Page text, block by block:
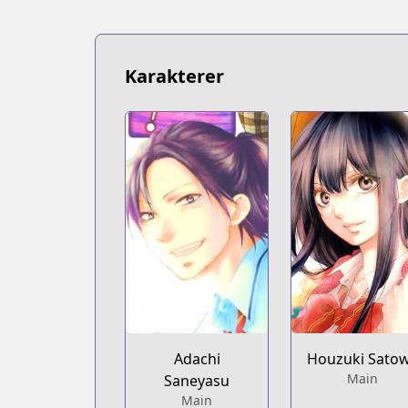
https://shonenjumpplus.com/episode/
Official Site
https://www.akata.fr/publications/
Official Site
Official Site
http://jumpsq.shueisha.co.jp/rensai/
Karakterer
Adachi
Saneyasu
Main
Houzuki
Main